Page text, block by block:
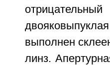
выполнен
линз.